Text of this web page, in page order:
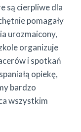
są cierpliwe dla
pomagały
urozmaicony,
organizuje
i spotkań
opiekę,
bardzo
wszystkim